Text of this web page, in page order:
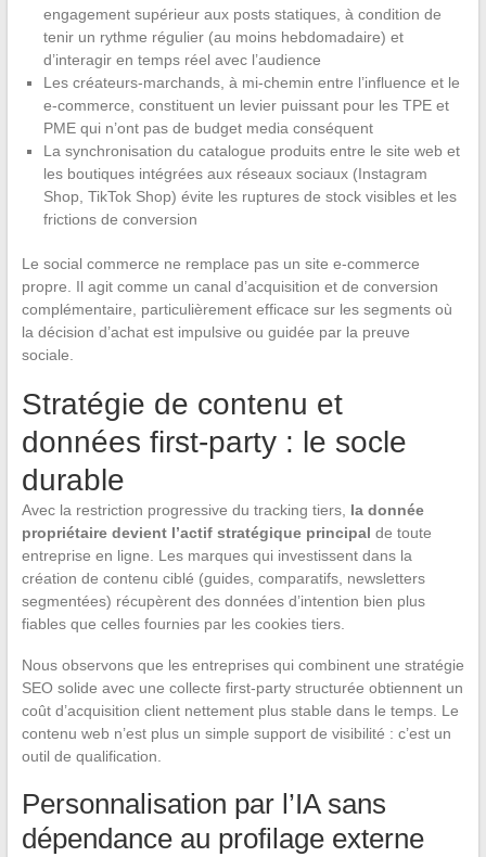
engagement supérieur aux posts statiques, à condition de
tenir un rythme régulier (au moins hebdomadaire) et
d’interagir en temps réel avec l’audience
Les créateurs-marchands, à mi-chemin entre l’influence et le
e-commerce, constituent un levier puissant pour les TPE et
PME qui n’ont pas de budget media conséquent
La synchronisation du catalogue produits entre le site web et
les boutiques intégrées aux réseaux sociaux (Instagram
Shop, TikTok Shop) évite les ruptures de stock visibles et les
frictions de conversion
Le social commerce ne remplace pas un site e-commerce
propre. Il agit comme un canal d’acquisition et de conversion
complémentaire, particulièrement efficace sur les segments où
la décision d’achat est impulsive ou guidée par la preuve
sociale.
Stratégie de contenu et
données first-party : le socle
durable
Avec la restriction progressive du tracking tiers, la donnée
propriétaire devient l’actif stratégique principal de toute
entreprise en ligne. Les marques qui investissent dans la
création de contenu ciblé (guides, comparatifs, newsletters
segmentées) récupèrent des données d’intention bien plus
fiables que celles fournies par les cookies tiers.
Nous observons que les entreprises qui combinent une stratégie
SEO solide avec une collecte first-party structurée obtiennent un
coût d’acquisition client nettement plus stable dans le temps. Le
contenu web n’est plus un simple support de visibilité : c’est un
outil de qualification.
Personnalisation par l’IA sans
dépendance au profilage externe